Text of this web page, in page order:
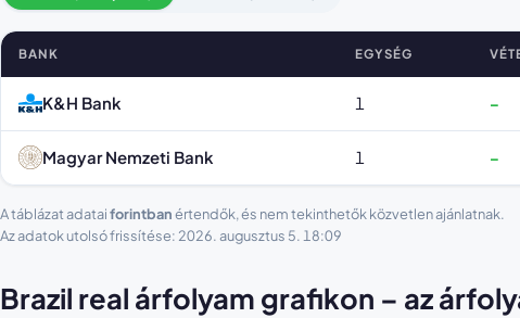
Brazil real árfolyamok bankonként
BANK EGYSÉG
K&H Bank 1 –
Magyar Nemzeti Bank 1 –
A táblázat adataiforintbanértendők, és nem tekinthetők közvetlen ajánlatnak.
Az adatok utolsó frissítése: 2026. augusztus 5. 18:09
Brazil real árfolyam grafikon – az